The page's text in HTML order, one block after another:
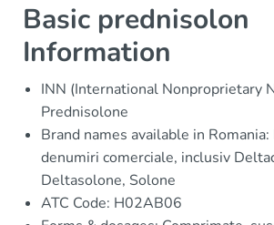
Basic prednisolon
Information
INN (International Nonproprietary
Prednisolone
Brand names available in
denumiri comerciale, inclusiv
Deltasolone, Solone
ATC Code: H02AB06